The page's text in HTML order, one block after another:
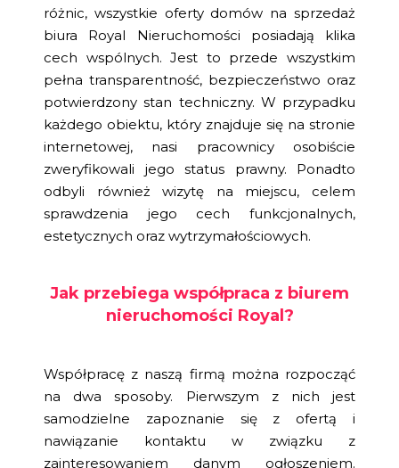
różnic, wszystkie oferty domów na sprzedaż
biura Royal Nieruchomości posiadają klika
cech wspólnych. Jest to przede wszystkim
pełna transparentność, bezpieczeństwo oraz
potwierdzony stan techniczny. W przypadku
każdego obiektu, który znajduje się na stronie
internetowej, nasi pracownicy osobiście
zweryfikowali jego status prawny. Ponadto
odbyli również wizytę na miejscu, celem
sprawdzenia jego cech funkcjonalnych,
estetycznych oraz wytrzymałościowych.
Jak przebiega współpraca z biurem
nieruchomości Royal?
Współpracę z naszą firmą można rozpocząć
na dwa sposoby. Pierwszym z nich jest
samodzielne zapoznanie się z ofertą i
nawiązanie kontaktu w związku z
zainteresowaniem danym ogłoszeniem.